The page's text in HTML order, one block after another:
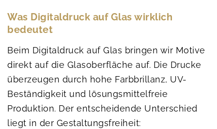
Was Digitaldruck auf Glas wirklich
bedeutet
Beim Digitaldruck auf Glas bringen wir Motive
direkt auf die Glasoberfläche auf. Die Drucke
überzeugen durch hohe Farbbrillanz, UV-
Beständigkeit und lösungsmittelfreie
Produktion. Der entscheidende Unterschied
liegt in der Gestaltungsfreiheit: